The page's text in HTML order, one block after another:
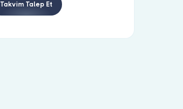
Takvim Talep Et